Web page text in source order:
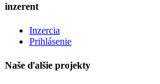
inzerent
Inzercia
Prihlásenie
Naše ďalšie projekty